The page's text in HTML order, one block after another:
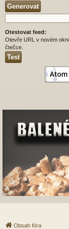
Otestovat feed:
Otevře URL v novém
čtečce.
Obsah fóra